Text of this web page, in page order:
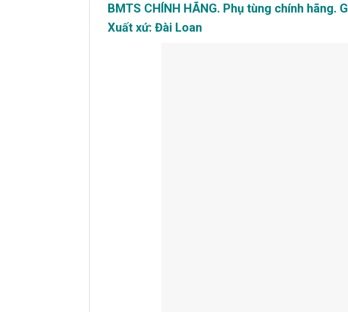
BMTS CHÍNH HÃNG. Phụ tùng chính hãng.
Xuất xứ: Đài Loan